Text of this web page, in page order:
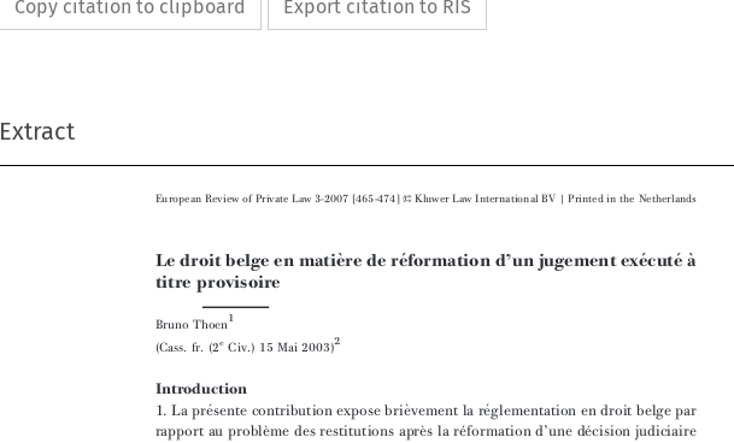
Copy citation to clipboard Export citation to RIS
Extract
 

 
 
 
 



 


 
 



 
 
 
 
European  Review  of Private  Law  3-2007  [465-474]
titre provisoire
Bruno  Thoen1
(Cass.  fr.  (2e Civ.)  15  Mai  2003)2